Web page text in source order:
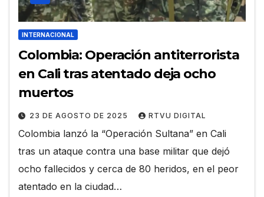
INTERNACIONAL
Colombia: Operación antiterrorista
en Cali tras atentado deja ocho
muertos
23 DE AGOSTO DE 2025 RTVU DIGITAL
Colombia lanzó la “Operación Sultana” en Cali
tras un ataque contra una base militar que dejó
ocho fallecidos y cerca de 80 heridos, en el peor
atentado en la ciudad…